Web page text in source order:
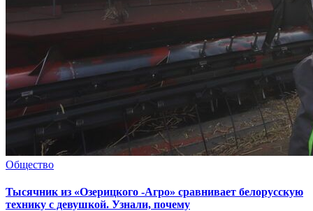
Общество
Тысячник из «Озерицкого -Агро» сравнивает белорусскую
технику с девушкой. Узнали, почему